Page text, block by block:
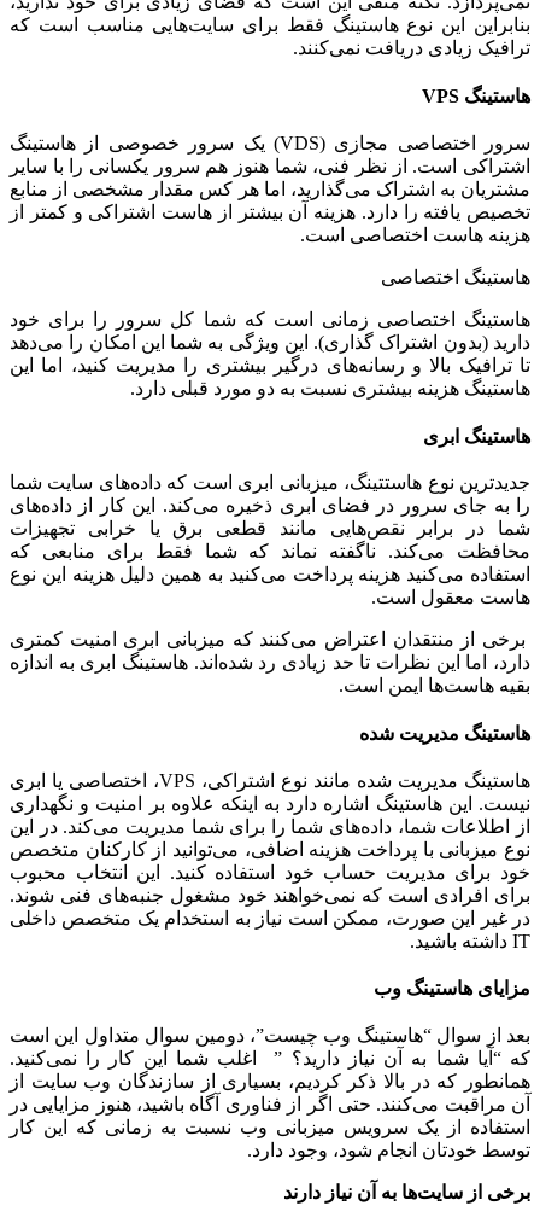
بنابراین این نوع هاستینگ فقط برای سایت‌هایی مناسب است که
ترافیک زیادی دریافت نمی‌کنند.
هاستینگ
سرور اختصاصی مجازی (VDS) یک سرور خصوصی از هاستینگ
اشتراکی است. از نظر فنی، شما هنوز هم سرور یکسانی را با سایر
مشتریان به اشتراک می‌گذارید، اما هر کس مقدار مشخصی از منابع
تخصیص یافته را دارد. هزینه آن بیشتر از هاست اشتراکی و کمتر از
هزینه هاست اختصاصی است.
هاستینگ اختصاصی
هاستینگ اختصاصی زمانی است که شما کل سرور را برای خود
دارید (بدون اشتراک گذاری). این ویژگی به شما این امکان را می‌دهد
تا ترافیک بالا و رسانه‌های درگیر بیشتری را مدیریت کنید، اما این
هاستینگ هزینه بیشتری نسبت به دو مورد قبلی دارد.
هاستینگ ابری
جدیدترین نوع هاستتینگ، میزبانی ابری است که داده‌های سایت شما
را به جای سرور در فضای ابری ذخیره می‌کند. این کار از داده‌های
شما در برابر نقص‌هایی مانند قطعی برق یا خرابی تجهیزات
محافظت می‌کند. ناگفته نماند که شما فقط برای منابعی که
استفاده می‌کنید هزینه پرداخت می‌کنید به همین دلیل هزینه این نوع
هاست معقول است.
برخی از منتقدان اعتراض می‌کنند که میزبانی ابری امنیت کمتری
دارد، اما این نظرات تا حد زیادی رد شده‌اند. هاستینگ ابری به اندازه
بقیه هاست‌ها ایمن است.
هاستینگ مدیریت شده
هاستینگ مدیریت شده مانند نوع اشتراکی، VPS، اختصاصی یا ابری
نیست. این هاستینگ اشاره دارد به اینکه علاوه بر امنیت و نگهداری
از اطلاعات شما، داده‌های شما را برای شما مدیریت می‌کند. در این
نوع میزبانی با پرداخت هزینه اضافی، می‌توانید از کارکنان متخصص
خود برای مدیریت حساب خود استفاده کنید. این انتخاب محبوب
برای افرادی است که نمی‌خواهند خود مشغول جنبه‌های فنی شوند.
در غیر این صورت، ممکن است نیاز به استخدام یک متخصص داخلی
IT داشته باشید.
مزایای هاستینگ وب
بعد از سوال “هاستینگ وب چیست”، دومین سوال متداول این است
که “آیا شما به آن نیاز دارید؟ ” اغلب شما این کار را نمی‌کنید.
همانطور که در بالا ذکر کردیم، بسیاری از سازندگان وب سایت از
آن مراقبت می‌کنند. حتی اگر از فناوری آگاه باشید، هنوز مزایایی در
استفاده از یک سرویس میزبانی وب نسبت به زمانی که این کار
توسط خودتان انجام شود، وجود دارد.
برخی از سایت‌ها به آن نیاز دارند